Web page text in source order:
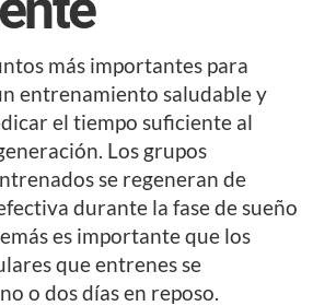
más importantes para
entrenamiento saludable y
el tiempo suficiente al
Los grupos
se regeneran de
durante la fase de sueño
es importante que los
que entrenes se
o dos días en reposo.